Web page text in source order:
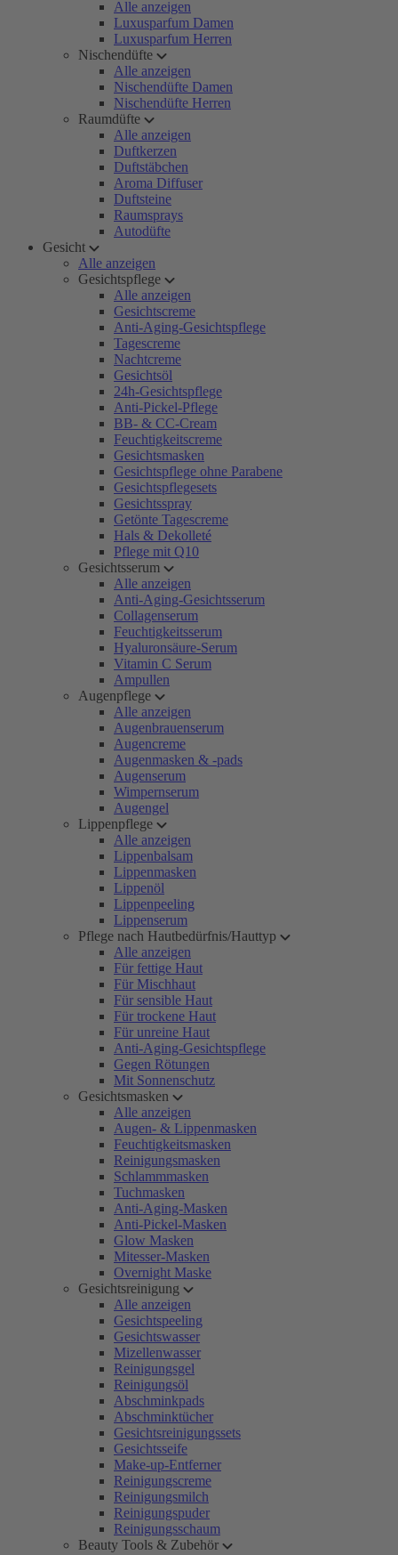
Alle anzeigen
Luxusparfum Damen
Luxusparfum Herren
Nischendüfte
Alle anzeigen
Nischendüfte Damen
Nischendüfte Herren
Raumdüfte
Alle anzeigen
Duftkerzen
Duftstäbchen
Aroma Diffuser
Duftsteine
Raumsprays
Autodüfte
Gesicht
Alle anzeigen
Gesichtspflege
Alle anzeigen
Gesichtscreme
Anti-Aging-Gesichtspflege
Tagescreme
Nachtcreme
Gesichtsöl
24h-Gesichtspflege
Anti-Pickel-Pflege
BB- & CC-Cream
Feuchtigkeitscreme
Gesichtsmasken
Gesichtspflege ohne Parabene
Gesichtspflegesets
Gesichtsspray
Getönte Tagescreme
Hals & Dekolleté
Pflege mit Q10
Gesichtsserum
Alle anzeigen
Anti-Aging-Gesichtsserum
Collagenserum
Feuchtigkeitsserum
Hyaluronsäure-Serum
Vitamin C Serum
Ampullen
Augenpflege
Alle anzeigen
Augenbrauenserum
Augencreme
Augenmasken & -pads
Augenserum
Wimpernserum
Augengel
Lippenpflege
Alle anzeigen
Lippenbalsam
Lippenmasken
Lippenöl
Lippenpeeling
Lippenserum
Pflege nach Hautbedürfnis/Hauttyp
Alle anzeigen
Für fettige Haut
Für Mischhaut
Für sensible Haut
Für trockene Haut
Für unreine Haut
Anti-Aging-Gesichtspflege
Gegen Rötungen
Mit Sonnenschutz
Gesichtsmasken
Alle anzeigen
Augen- & Lippenmasken
Feuchtigkeitsmasken
Reinigungsmasken
Schlammmasken
Tuchmasken
Anti-Aging-Masken
Anti-Pickel-Masken
Glow Masken
Mitesser-Masken
Overnight Maske
Gesichtsreinigung
Alle anzeigen
Gesichtspeeling
Gesichtswasser
Mizellenwasser
Reinigungsgel
Reinigungsöl
Abschminkpads
Abschminktücher
Gesichtsreinigungssets
Gesichtsseife
Make-up-Entferner
Reinigungscreme
Reinigungsmilch
Reinigungspuder
Reinigungsschaum
Beauty Tools & Zubehör